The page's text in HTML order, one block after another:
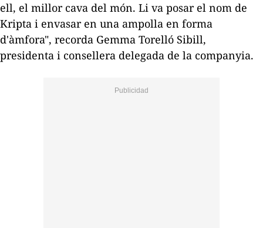
ell, el millor cava del món. Li va posar el nom de
Kripta i envasar en una ampolla en forma
d'àmfora", recorda Gemma Torelló Sibill,
presidenta i consellera delegada de la companyia.